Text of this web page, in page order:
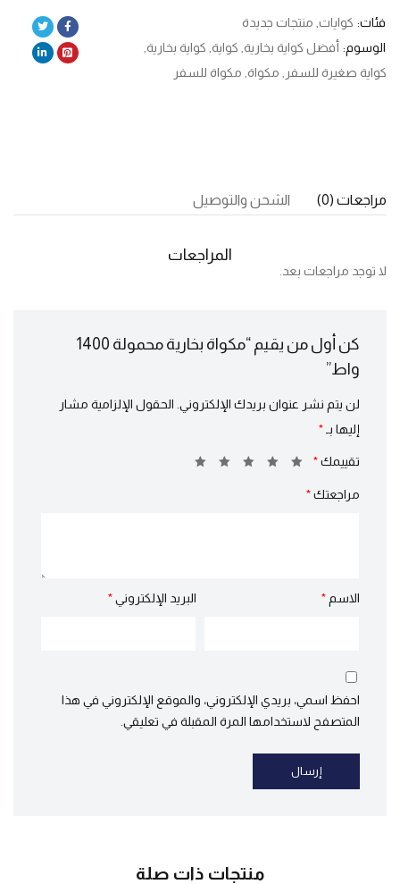
فئات: كوايات منتجات جديدة
الوسوم: أفضل كواية بخارية كواية كواية بخارية
كواية صغيرة للسفر
مكواة مكواة للسفر
مراجعات (0) الشحن والتوصيل
المراجعات
لا توجد مراجعات بعد.
كن أول من يقيم “مكواة بخارية محمولة 1400
واط”
لن يتم نشر عنوان بريدك الإلكتروني. الحقول الإلزامية مشار
إليها بـ *
تقييمك*
مراجعتك*
الاسم * البريد الإلكتروني*
احفظ اسمي، بريدي الإلكتروني، والموقع الإلكتروني في هذا
المتصفح لاستخدامها المرة المقبلة في تعليقي.
منتجات ذات صلة